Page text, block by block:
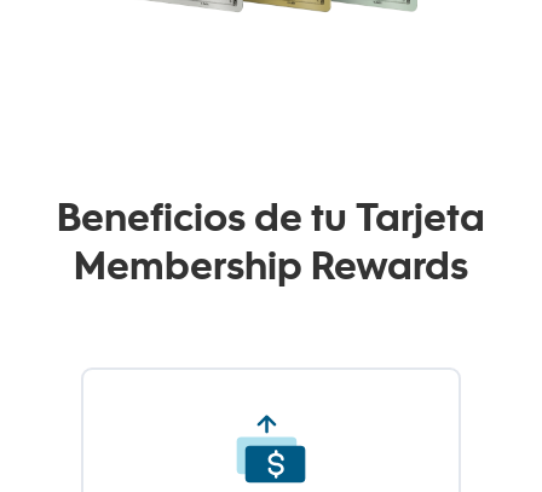
Beneficios de tu Tarjeta
Membership Rewards